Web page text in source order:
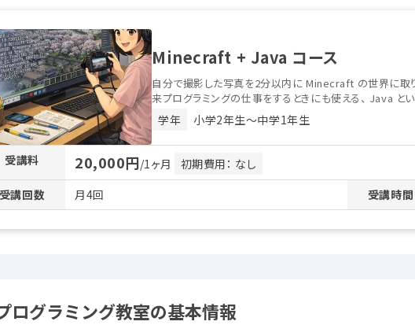
Minecraft + Java コース
自分で撮影した写真を2分以内に Minecraft の世界に取
来プログラミングの仕事をするときにも使える、 Java と
学年 小学2年生〜中学1年生
受講料 20,000円/1ヶ月
初期費用： なし
受講回数
月4回 受講時間
ログラミング教室の基本情報